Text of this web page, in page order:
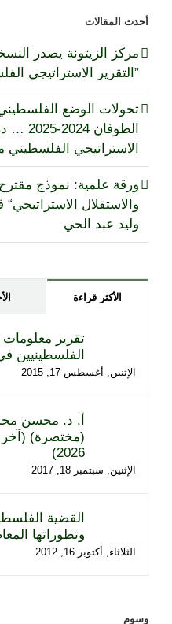
أحدث المقالات
مركز الزيتونة يصدر
”التقرير الاستراتيجي الفلسطيني
تحولات الوضع
الاستراتيجي الفلسطيني
ورقة علمية: نموذج
والاستقلال
وليد عبد الحي
الأكثر قراءة
الفلسطينيين في
الإثنين, أغسطس 17, 2015
أ. د. محسن
2026)
الإثنين, سبتمبر 18, 2017
القضية
وتطوراتها
الثلاثاء, أكتوبر 16, 2012
وسوم